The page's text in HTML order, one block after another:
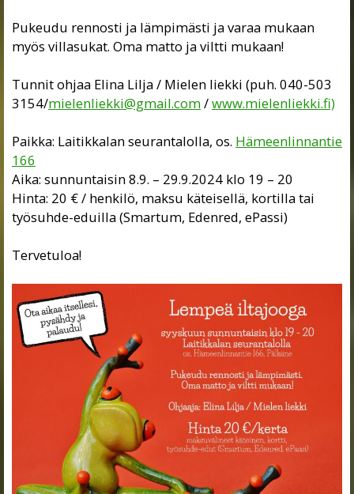
Pukeudu rennosti ja lämpimästi ja varaa mukaan
myös villasukat. Oma matto ja viltti mukaan!
Tunnit ohjaa Elina Lilja / Mielen liekki (puh. 040-503
3154/mielenliekki@gmail.com /www.mielenliekki.fi)
Paikka: Laitikkalan seurantalolla, os. Hämeenlinnantie
166
Aika: sunnuntaisin 8.9. – 29.9.2024 klo 19 – 20
Hinta: 20 € / henkilö, maksu käteisellä, kortilla tai
työsuhde-eduilla (Smartum, Edenred, ePassi)
Tervetuloa!